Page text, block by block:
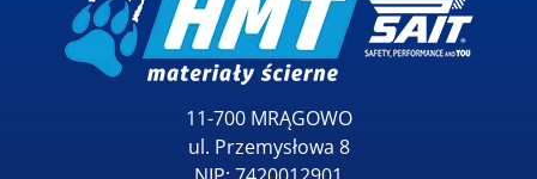
11-700 MRĄGOWO
ul. Przemysłowa 8